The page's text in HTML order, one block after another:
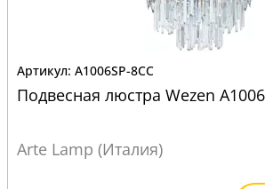
A1006SP-8CC
Подвесная люстра Wezen
Arte Lamp (Италия)